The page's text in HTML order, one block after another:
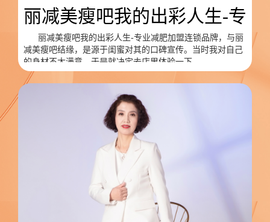
丽减美瘦吧我的出彩人生-专
丽减美瘦吧我的出彩人生-专业减肥加盟连锁品牌，与丽
减美瘦吧结缘，是源于闺蜜对其的口碑宣传。当时我对自己
的身材不太满意，于是就决定去店里体验一下。